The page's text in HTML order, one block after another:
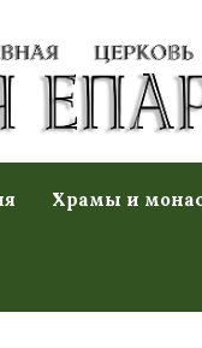
Храмы и